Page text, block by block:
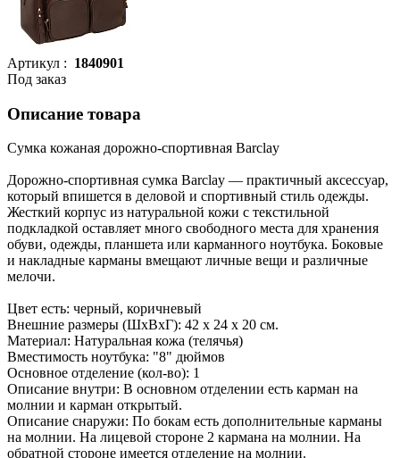
Артикул : 1840901
Под заказ
Описание товара
Сумка кожаная дорожно-спортивная Barclay
Дорожно-спортивная сумка Barclay — практичный аксессуар,
который впишется в деловой и спортивный стиль одежды.
Жесткий корпус из натуральной кожи с текстильной
подкладкой оставляет много свободного места для хранения
обуви, одежды, планшета или карманного ноутбука. Боковые
и накладные карманы вмещают личные вещи и различные
мелочи.
Цвет есть: черный, коричневый
Внешние размеры (ШхВхГ): 42 х 24 х 20 см.
Материал: Натуральная кожа (телячья)
Вместимость ноутбука: "8" дюймов
Основное отделение (кол-во): 1
Описание внутри: В основном отделении есть карман на
молнии и карман открытый.
Описание снаружи: По бокам есть дополнительные карманы
на молнии. На лицевой стороне 2 кармана на молнии. На
обратной стороне имеется отделение на молнии.